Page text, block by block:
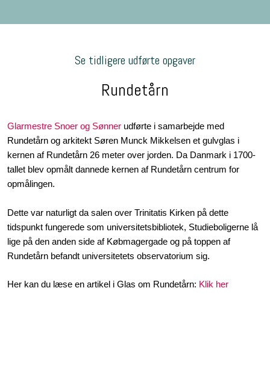
Se tidligere udførte opgaver
Rundetårn
Glarmestre Snoer og Sønnerudførte i samarbejde med
Rundetårn og arkitekt Søren Munck Mikkelsen et gulvglas i
kernen af Rundetårn 26 meter over jorden. Da Danmark i 1700-
tallet blev opmålt dannede kernen af Rundetårn centrum for
opmålingen.
Dette var naturligt da salen over Trinitatis Kirken på dette
tidspunkt fungerede som universitetsbibliotek, Studieboligerne lå
lige på den anden side af Købmagergade og på toppen af
Rundetårn befandt universitetets observatorium sig.​​
Her kan du læse en artikel i Glas om Rundetårn: Klik her